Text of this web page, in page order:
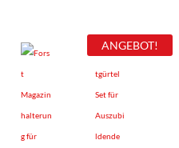
ANGEBOT!